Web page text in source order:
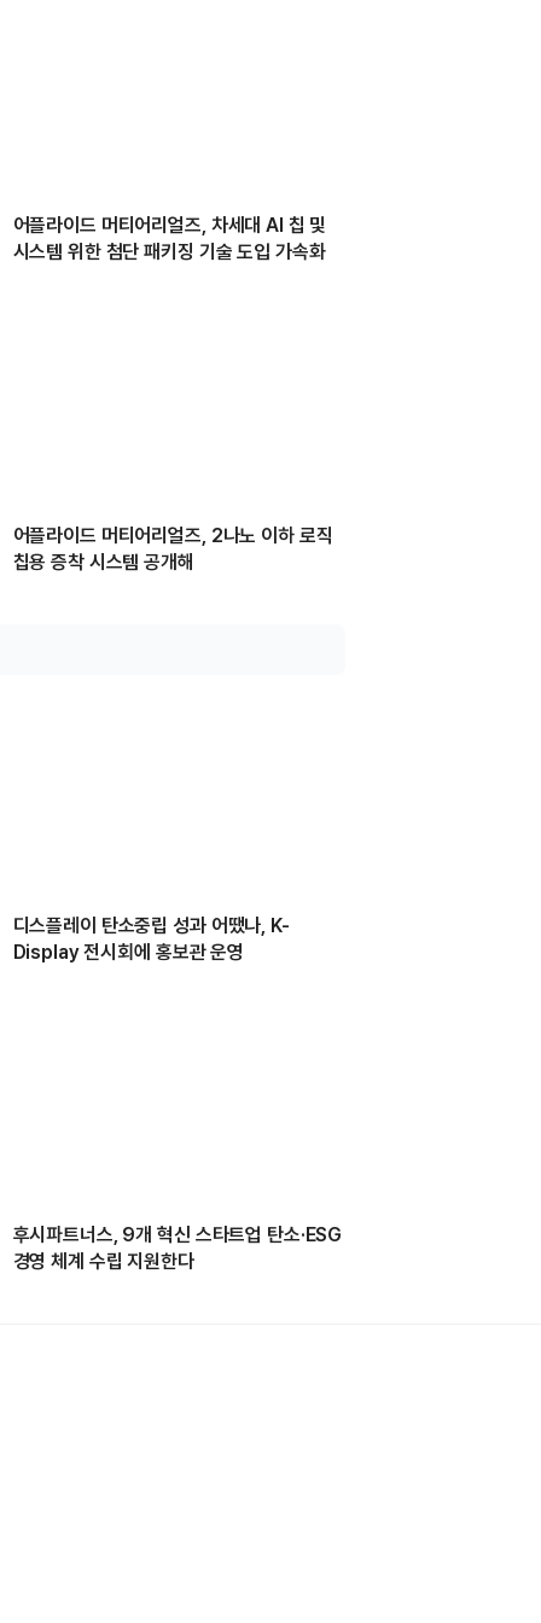
어플라이드 머티어리얼즈, 차세대 AI 칩 및
시스템 위한 첨단 패키징 기술 도입 가속화
어플라이드 머티어리얼즈, 2나노 이하 로직
칩용 증착 시스템 공개해
디스플레이 탄소중립 성과 어땠나, K-
Display 전시회에 홍보관 운영
후시파트너스, 9개 혁신 스타트업 탄소·ESG
경영 체계 수립 지원한다